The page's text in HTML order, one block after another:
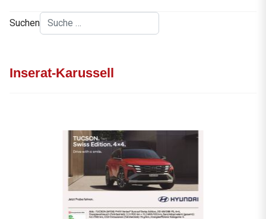
Suchen
Inserat-Karussell